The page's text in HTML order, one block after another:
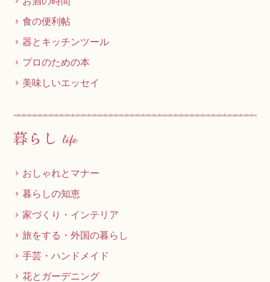
食の便利帖
器とキッチンツール
プロのための本
美味しいエッセイ
おしゃれとマナー
暮らしの知恵
家づくり・インテリア
旅をする・外国の暮らし
手芸・ハンドメイド
花とガーデニング